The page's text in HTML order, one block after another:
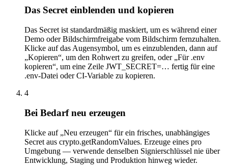
Das Secret einblenden und kopieren
Das Secret ist standardmäßig maskiert, um es während einer
Demo oder Bildschirmfreigabe vom Bildschirm fernzuhalten.
Klicke auf das Augensymbol, um es einzublenden, dann auf
„Kopieren“, um den Rohwert zu greifen, oder „Für .env
kopieren“, um eine Zeile JWT_SECRET=… fertig für eine
.env-Datei oder CI-Variable zu kopieren.
4
Bei Bedarf neu erzeugen
Klicke auf „Neu erzeugen“ für ein frisches, unabhängiges
Secret aus crypto.getRandomValues. Erzeuge eines pro
Umgebung — verwende denselben Signierschlüssel nie über
Entwicklung, Staging und Produktion hinweg wieder.